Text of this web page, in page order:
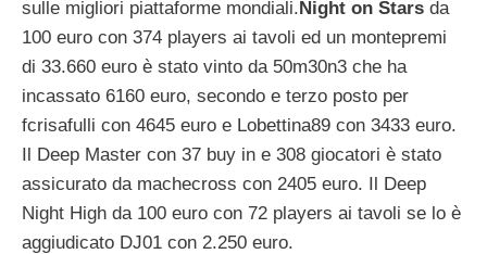
sulle migliori piattaforme mondiali.Night on Stars da
100 euro con 374 players ai tavoli ed un montepremi
di 33.660 euro è stato vinto da 50m30n3 che ha
incassato 6160 euro, secondo e terzo posto per
fcrisafulli con 4645 euro e Lobettina89 con 3433 euro.
Il Deep Master con 37 buy in e 308 giocatori è stato
assicurato da machecross con 2405 euro. Il Deep
Night High da 100 euro con 72 players ai tavoli se lo è
aggiudicato DJ01 con 2.250 euro.